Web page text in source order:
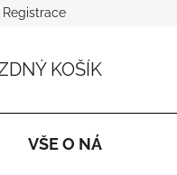
Registrace
KOŠÍK
VŠE O NÁKUPU